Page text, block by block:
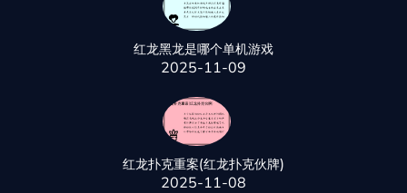
红龙黑龙是哪个单机游戏
2025-11-09
红龙扑克重案(红龙扑克伙牌)
2025-11-08